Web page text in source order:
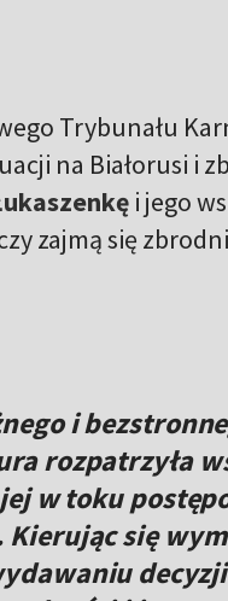
Trybunału
na Białorusi i
i jego
zajmą się
i
rozpatrzyła
w toku
Kierując się